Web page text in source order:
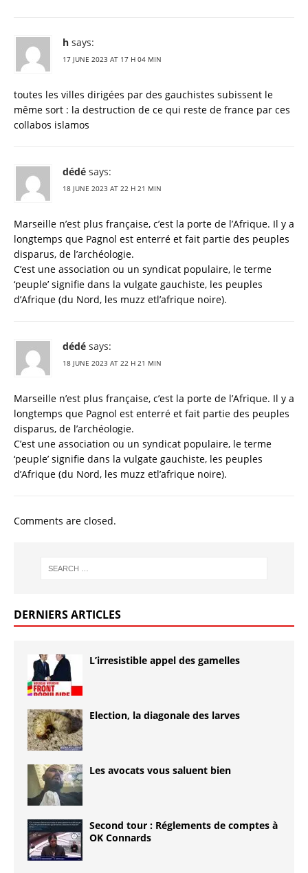
h says:
17 JUNE 2023 AT 17 H 04 MIN
toutes les villes dirigées par des gauchistes subissent le
même sort : la destruction de ce qui reste de france par ces
collabos islamos
dédé says:
18 JUNE 2023 AT 22 H 21 MIN
Marseille n’est plus française, c’est la porte de l’Afrique. Il y a
longtemps que Pagnol est enterré et fait partie des peuples
disparus, de l’archéologie.
C’est une association ou un syndicat populaire, le terme
‘peuple’ signifie dans la vulgate gauchiste, les peuples
d’Afrique (du Nord, les muzz etl’afrique noire).
dédé says:
18 JUNE 2023 AT 22 H 21 MIN
Marseille n’est plus française, c’est la porte de l’Afrique. Il y a
longtemps que Pagnol est enterré et fait partie des peuples
disparus, de l’archéologie.
C’est une association ou un syndicat populaire, le terme
‘peuple’ signifie dans la vulgate gauchiste, les peuples
d’Afrique (du Nord, les muzz etl’afrique noire).
Comments are closed.
DERNIERS ARTICLES
L’irresistible appel des gamelles
Election, la diagonale des larves
Les avocats vous saluent bien
Second tour : Réglements de comptes à
OK Connards